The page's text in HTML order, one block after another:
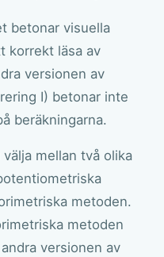
betonar visuella
korrekt läsa av
versionen av
I) betonar inte
beräkningarna.
mellan två olika
metoden.
metoden
versionen av